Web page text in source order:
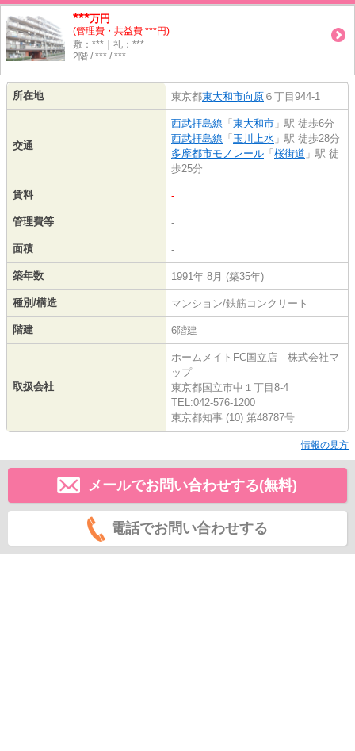
***万円
(管理費・共益費 ***円)
敷：***｜礼：***
2階 / *** / ***
所在地 東京都東大和市向原 ６丁目944-1
交通
西武拝島線 「 東大和市 」駅 徒歩6分
西武拝島線 「 玉川上水 」駅 徒歩28分
多摩都市モノレール 「 桜街道 」駅 徒
歩25分
賃料 -
管理費等 -
面積 -
築年数 1991年 8月 (築35年)
種別/構造 マンション/鉄筋コンクリート
階建 6階建
取扱会社
ホームメイトFC国立店 株式会社マ
ップ
東京都国立市中１丁目8-4
TEL:042-576-1200
東京都知事 (10) 第48787号
情報の見方
メールでお問い合わせする(無料)
電話でお問い合わせする